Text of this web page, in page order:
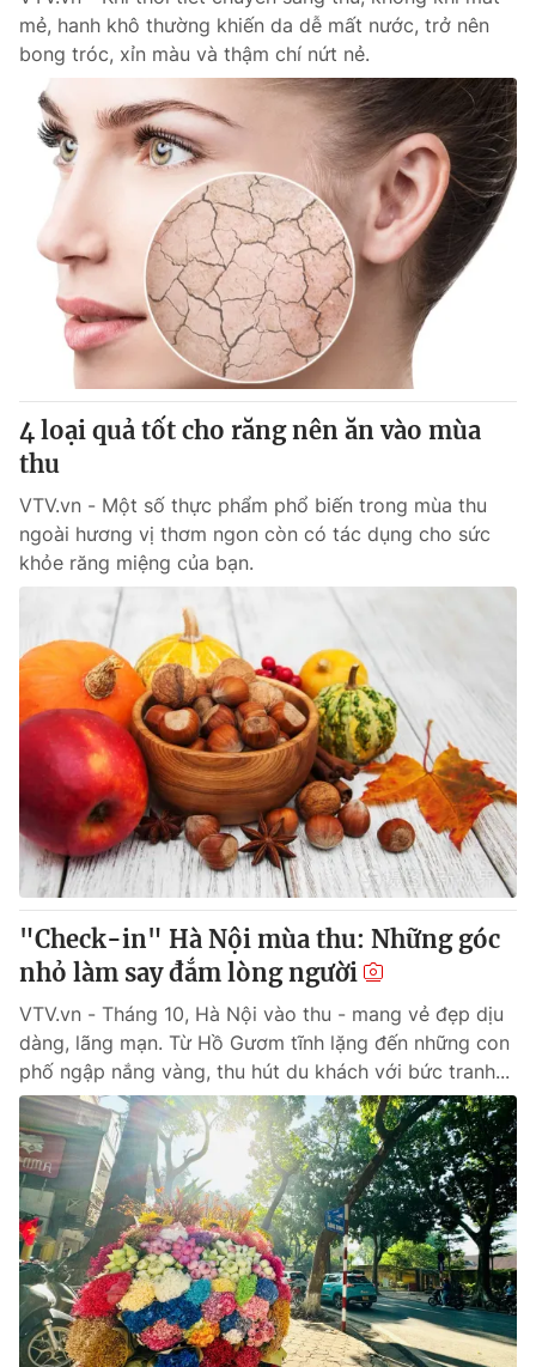
mẻ, hanh khô thường khiến da dễ mất nước, trở nên
bong tróc, xỉn màu và thậm chí nứt nẻ.
4 loại quả tốt cho răng nên ăn vào mùa
thu
VTV.vn - Một số thực phẩm phổ biến trong mùa thu
ngoài hương vị thơm ngon còn có tác dụng cho sức
khỏe răng miệng của bạn.
"Check-in" Hà Nội mùa thu: Những góc
nhỏ làm say đắm lòng người
VTV.vn - Tháng 10, Hà Nội vào thu - mang vẻ đẹp dịu
dàng, lãng mạn. Từ Hồ Gươm tĩnh lặng đến những con
phố ngập nắng vàng, thu hút du khách với bức tranh...